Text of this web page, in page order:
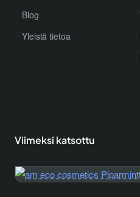
Blog
Yleistä tietoa
Viimeksi katsottu